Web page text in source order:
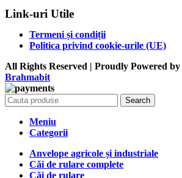
Link-uri Utile
Termeni și condiții
Politica privind cookie-urile (UE)
All Rights Reserved | Proudly Powered by
Brahmabit
Search
Meniu
Categorii
Anvelope agricole și industriale
Căi de rulare complete
Căi de rulare